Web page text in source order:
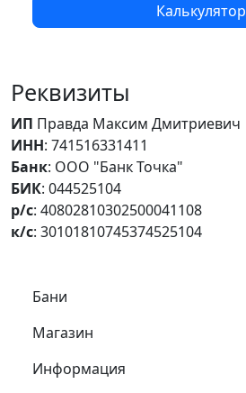
Калькулятор
Реквизиты
ИП Правда Максим Дмитриевич
ИНН: 741516331411
Банк: ООО "Банк Точка"
БИК: 044525104
р/с: 40802810302500041108
к/с: 30101810745374525104
Самое важное
Бани
Магазин
Информация